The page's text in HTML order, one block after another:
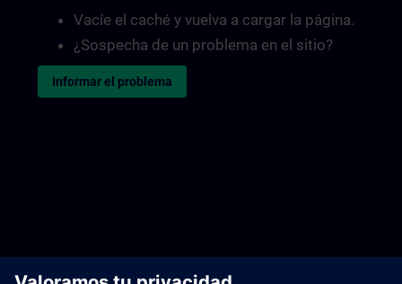
Vacíe el caché y vuelva a cargar la página.
¿Sospecha de un problema en el sitio?
Informar el problema